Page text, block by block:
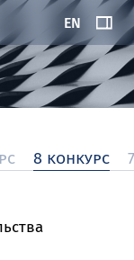
EN
8 конкурс